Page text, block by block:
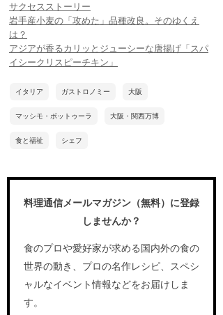
サクセスストーリー
岩手産小麦の「攻めた」品種改良。そのゆくえ
は？
アジアが香るカリッとジューシーな唐揚げ「スパ
イシークリスピーチキン」
イタリア ガストロノミー 大阪
マッシモ・ボットゥーラ 大阪・関西万博
食と福祉 シェフ
料理通信メールマガジン（無料）に登録
しませんか？
食のプロや愛好家が求める国内外の食の
世界の動き、プロの名作レシピ、スペシ
ャルなイベント情報などをお届けしま
す。